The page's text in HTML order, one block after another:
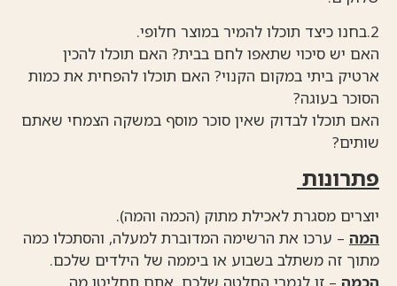
2.בחנו כיצד תוכלו להמיר במוצר חלופי.
האם יש סיכוי שתאפו לחם בבית? האם תוכלו להכין
ארטיק ביתי במקום הקנוי? האם תוכלו להפחית את כמות
הסוכר בעוגה?
האם תוכלו לבדוק שאין סוכר מוסף במשקה הצמחי שאתם
שותים?
פתרונות
יוצרים מסגרת לאכילת מתוק (הכמה והמה).
המה – ערכו את הרשימה המדוברת למעלה, והסתכלו כמה
מתוך זה משתלב בשבוע או ביממה של הילדים שלכם.